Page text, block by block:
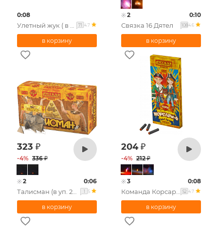
0:08
71 4.7
2 0:10
Связка 16 Дятел 1084.6
323 ₽
-4% 336₽
2 0:06
1 5
204₽
-4% 212₽
3 0:08
52 4.7